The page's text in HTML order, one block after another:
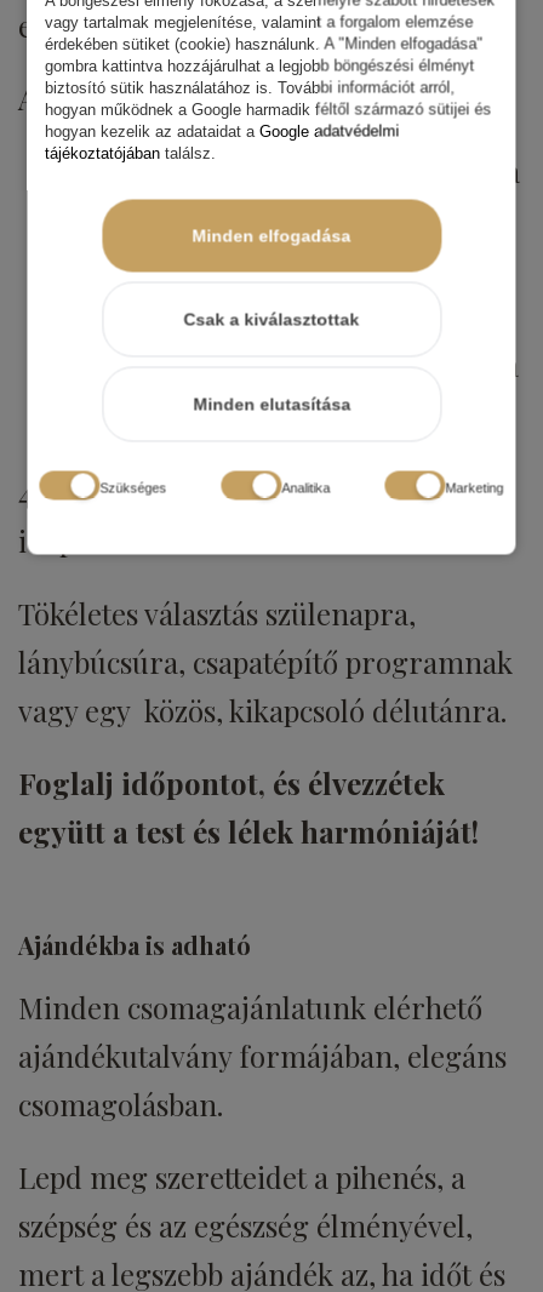
vagy tartalmak megjelenítése, valamint a forgalom elemzése
érdekében sütiket (cookie) használunk. A "Minden elfogadása"
gombra kattintva hozzájárulhat a legjobb böngészési élményt
biztosító sütik használatához is. További információt arról,
hogyan működnek a Google harmadik féltől származó sütijei és
hogyan kezelik az adataidat aGoogle adatvédelmi
tájékoztatójában találsz.
Minden elfogadása
Csak a kiválasztottak
Minden elutasítása
Szükséges Analitika Marketing
egy exkluzív, nyugodt környezetben.
A csomag tartalma:
60 perc Reformer Pilates óra extra
nyújtással
1,5 óra wellness használata –
szauna és gőzkabin
Bekészített frissítő gyümölcs és tea
vagy limonádé
4-6 fő részére, egyénileg egyeztettet
időpontban.
Tökéletes választás szülenapra,
lánybúcsúra, csapatépítő programnak
vagy egy közös, kikapcsoló délutánra.
Foglalj időpontot, és élvezzétek
együtt a test és lélek harmóniáját!
Ajándékba is adható
Minden csomagajánlatunk elérhető
ajándékutalvány formájában, elegáns
csomagolásban.
Lepd meg szeretteidet a pihenés, a
szépség és az egészség élményével,
mert a legszebb ajándék az, ha időt és